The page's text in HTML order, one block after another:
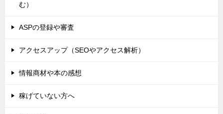
む）
ASPの登録や審査
アクセスアップ（SEOやアクセス解析）
情報商材や本の感想
稼げていない方へ